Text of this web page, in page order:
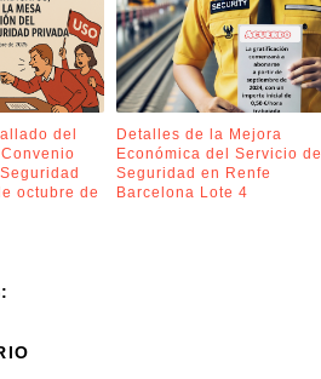
del
octubre de
Detalles de la Mejora
Económica del Servicio de
Seguridad en Renfe
Barcelona Lote 4